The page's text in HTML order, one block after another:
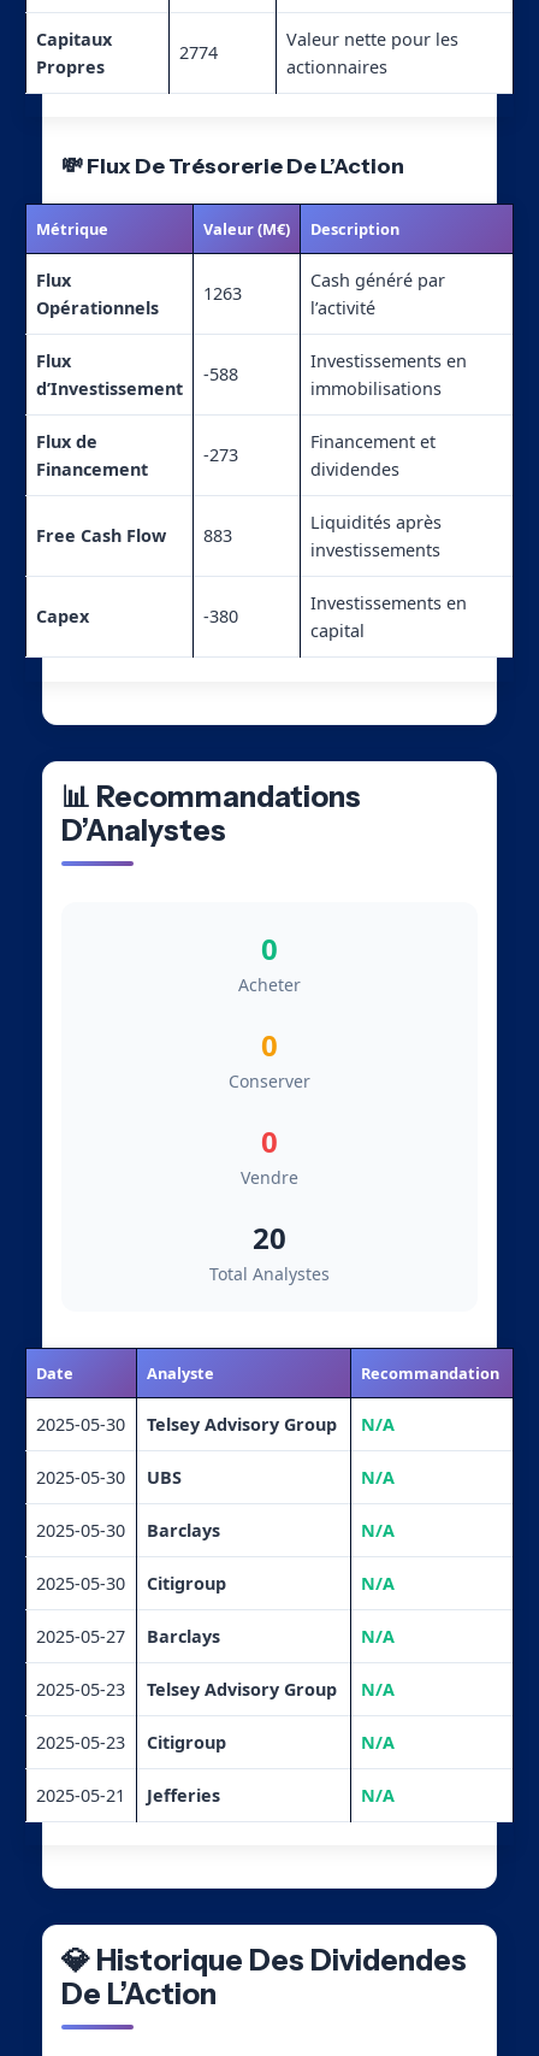
Capitaux
Propres
2774
Valeur nette pour les
actionnaires
💸 Flux De Trésorerie De L’Action
Métrique Valeur (M€) Description
Flux
Opérationnels
1263
Cash généré par
l’activité
Flux
d’Investissement
-588
Investissements en
immobilisations
Flux de
Financement
-273
Financement et
dividendes
Free Cash Flow 883
Liquidités après
investissements
Capex -380
Investissements en
capital
📊 Recommandations
D’Analystes
0
Acheter
0
Conserver
0
Vendre
20
Total Analystes
Date Analyste Recommandation
2025-05-30 Telsey Advisory Group N/A
2025-05-30 UBS N/A
2025-05-30 Barclays N/A
2025-05-30 Citigroup N/A
2025-05-27 Barclays N/A
2025-05-23 Telsey Advisory Group N/A
2025-05-23 Citigroup N/A
2025-05-21 Jefferies N/A
💎 Historique Des Dividendes
De L’Action